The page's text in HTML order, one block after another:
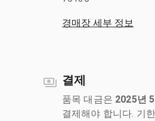
경매장 세부 정보
결제
품목 대금은 2025년
결제해야 합니다. 기